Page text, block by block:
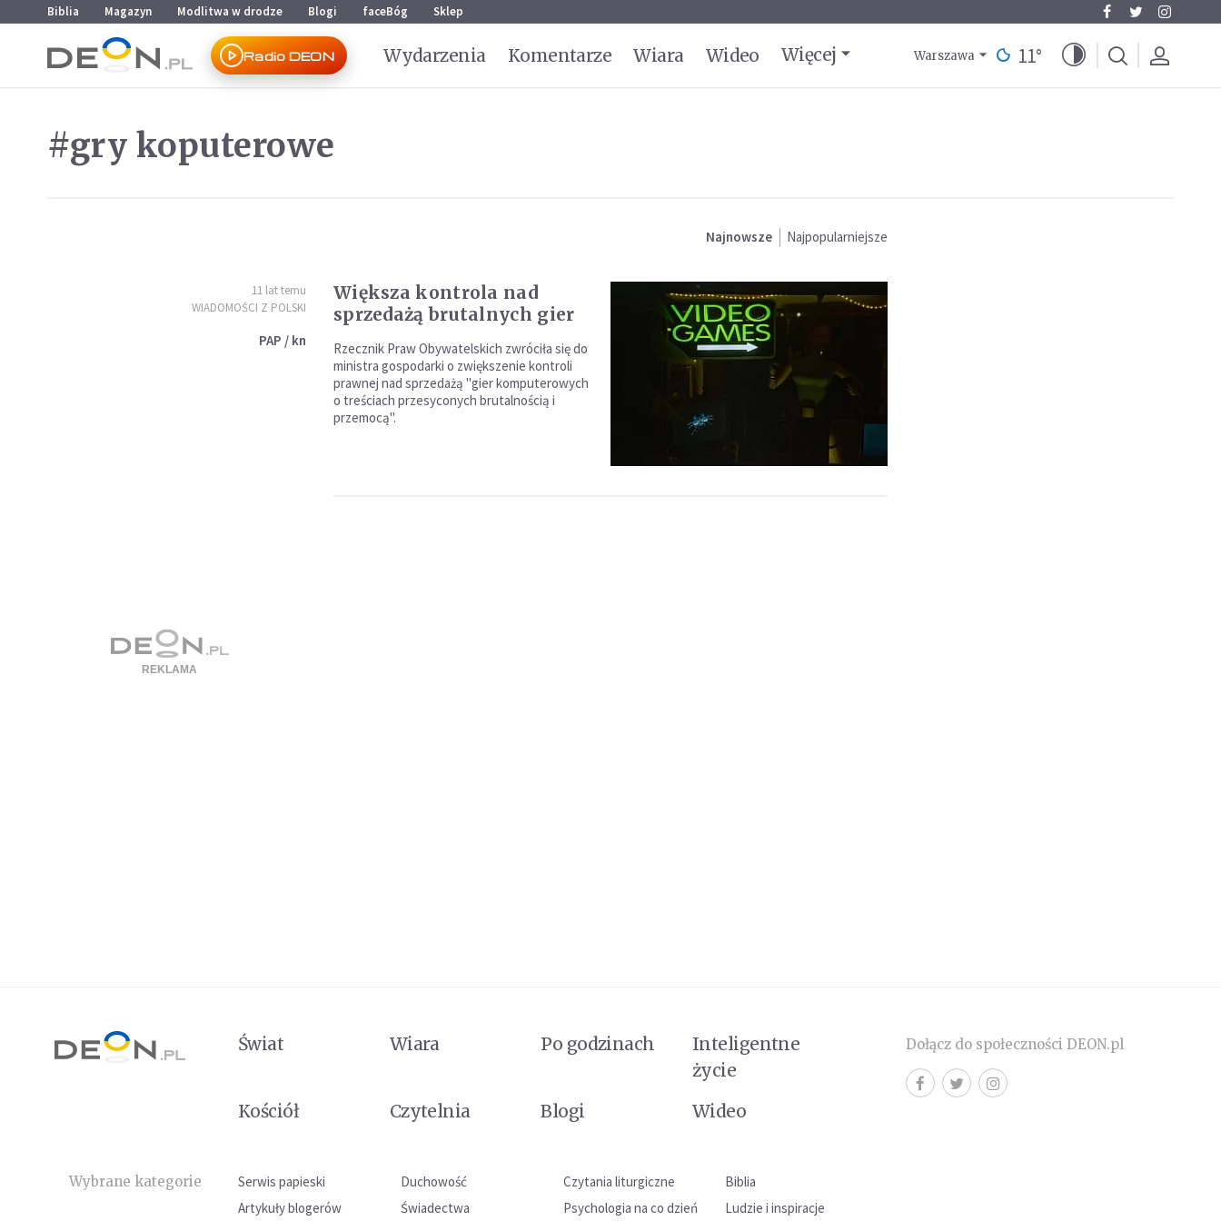
Przejdź do menu głównego
Przejdź do treści
Biblia Magazyn Modlitwa w drodze Blogi faceBóg Sklep
Radio DEON Wydarzenia Komentarze Wiara Wideo Więcej Warszawa 11°
#gry koputerowe
Najnowsze Najpopularniejsze
11 lat temu
WIADOMOŚCI Z POLSKI
PAP / kn
Większa kontrola nad
sprzedażą brutalnych gier
Rzecznik Praw Obywatelskich zwróciła się do
ministra gospodarki o zwiększenie kontroli
prawnej nad sprzedażą "gier komputerowych
o treściach przesyconych brutalnością i
przemocą".
Świat Wiara Po godzinach
Inteligentne
życie
Kościół
Czytelnia Blogi Wideo
Wybrane kategorie Serwis papieski Duchowość Czytania liturgiczne
Biblia
Artykuły blogerów
Świadectwa Psychologia na co dzień Ludzie i inspiracje
Dołącz do społeczności DEON.pl